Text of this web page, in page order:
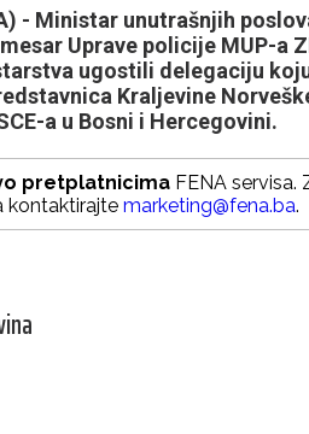
- Ministar unutrašnjih
Uprave policije MUP-a
ugostili delegaciju
Kraljevine
a u Bosni i Hercegovini.
pretplatnicima FENA servisa.
kontaktirajte marketing@fena.ba.